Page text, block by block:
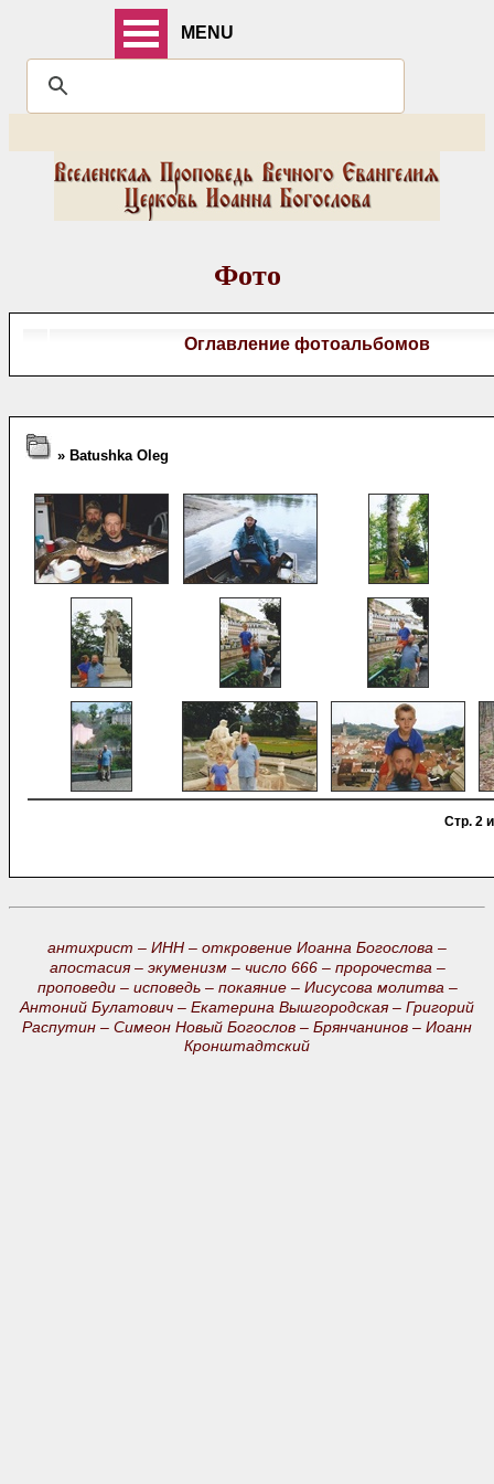
MENU
Фото
Оглавление фотоальбомов
» Batushka Oleg
Стр. 2
антихрист – ИНН – откровение Иоанна Богослова –
апостасия – экуменизм – число 666 – пророчества –
проповеди – исповедь – покаяние – Иисусова молитва –
Антоний Булатович – Екатерина Вышгородская – Григорий
Распутин – Симеон Новый Богослов – Брянчанинов – Иоанн
Кронштадтский